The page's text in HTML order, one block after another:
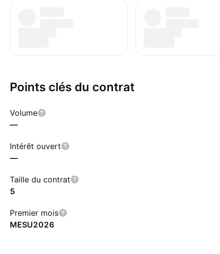
Points clés du contrat
Volume
—
Intérêt ouvert
—
Taille du contrat
5
Premier mois
MESU2026